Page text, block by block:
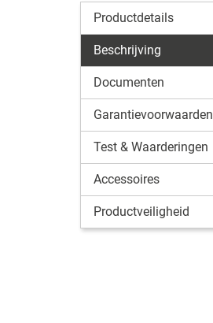
Productdetails
Beschrijving
Documenten
Garantievoorwaarden
Test & Waarderingen
Accessoires
Productveiligheid